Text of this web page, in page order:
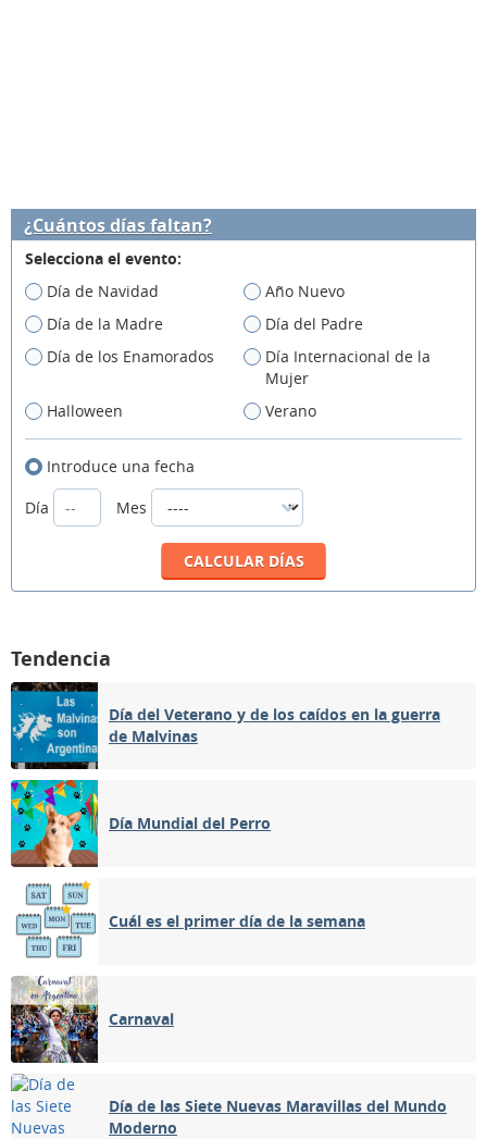
¿Cuántos días faltan?
Selecciona el evento:
Día de Navidad
Año Nuevo
Día de la Madre
Día del Padre
Día de los Enamorados
Día Internacional de la
Mujer
Halloween
Verano
Introduce una fecha
Día
Mes
Tendencia
Día del Veterano y de los caídos en la guerra
de Malvinas
Día Mundial del Perro
Cuál es el primer día de la semana
Carnaval
Día de las Siete Nuevas Maravillas del Mundo
Moderno